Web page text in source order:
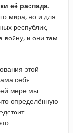
её распада.
мира, но и для
республик,
войну, и они там
этой
себя
мере мы
определённую